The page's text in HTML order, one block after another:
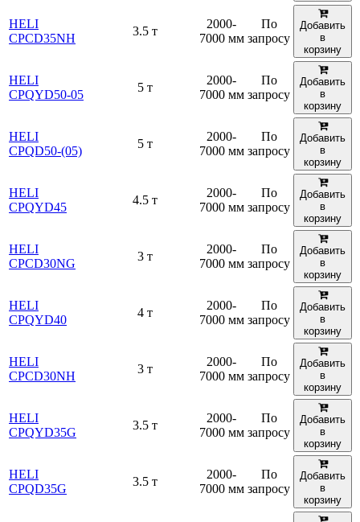
HELI
CPCD35NH
3.5 т
2000-
7000 мм
По
запросу
Добавить
в
корзину
HELI
CPQYD50-05
5 т
2000-
7000 мм
По
запросу
Добавить
в
корзину
HELI
CPQD50-(05)
5 т
2000-
7000 мм
По
запросу
Добавить
в
корзину
HELI
CPQYD45
4.5 т
2000-
7000 мм
По
запросу
Добавить
в
корзину
HELI
CPCD30NG
3 т
2000-
7000 мм
По
запросу
Добавить
в
корзину
HELI
CPQYD40
4 т
2000-
7000 мм
По
запросу
Добавить
в
корзину
HELI
CPCD30NH
3 т
2000-
7000 мм
По
запросу
Добавить
в
корзину
HELI
CPQYD35G
3.5 т
2000-
7000 мм
По
запросу
Добавить
в
корзину
HELI
CPQD35G
3.5 т
2000-
7000 мм
По
запросу
Добавить
в
корзину